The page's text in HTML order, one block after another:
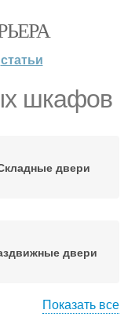
статьи
шкафов
двери
двери
Показать все